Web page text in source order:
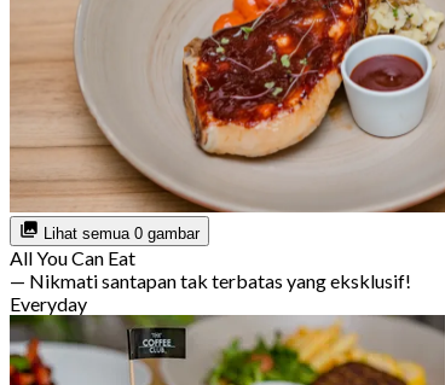
Lihat semua 0 gambar
All You Can Eat
— Nikmati santapan tak terbatas yang eksklusif!
Everyday